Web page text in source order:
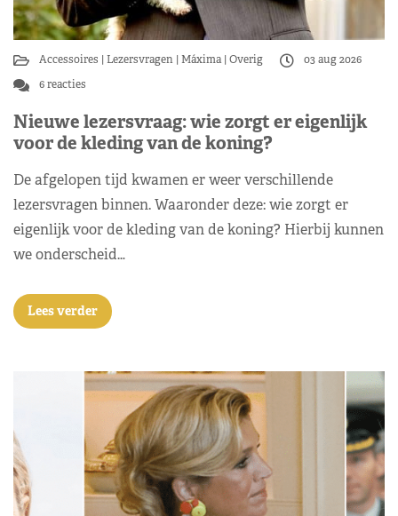
Accessoires Lezersvragen Máxima Overig
03 aug 2026
6 reacties
Nieuwe lezersvraag: wie zorgt er eigenlijk
voor de kleding van de koning?
De afgelopen tijd kwamen er weer verschillende
lezersvragen binnen. Waaronder deze: wie zorgt er
eigenlijk voor de kleding van de koning? Hierbij kunnen
we onderscheid…
Lees verder